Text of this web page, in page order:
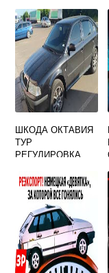
ШКОДА ОКТАВИЯ
ТУР
РЕГУЛИРОВКА